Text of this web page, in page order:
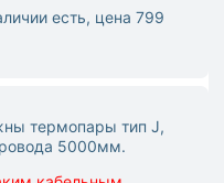
есть, цена 799
термопары тип J,
5000мм.